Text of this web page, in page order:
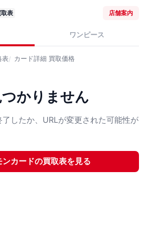
取表 店舗案内
ワンピース
表 カード詳細 買取価格
かりません
したか、URLが変更された可能性が
ンカードの買取表を見る